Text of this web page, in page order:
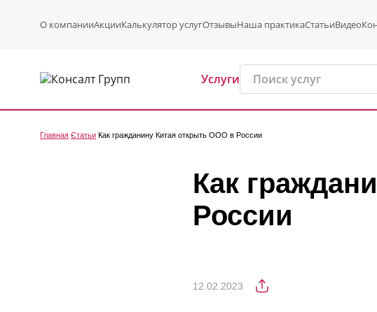
О компанииАкцииКалькулятор услугОтзывыНаша практикаСтатьиВидео
Услуги
Главная Статьи Как гражданину Китая открыть ООО в России
Как
России
12.02.2023